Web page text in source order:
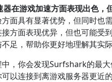
在游戏加速方面表现出色，
面具有显著优势，但同时也
方面表现优异，但也可能
足，帮助你更好地理解其实际
，你会发现Surfshark的最
以连接到离游戏服务器更近